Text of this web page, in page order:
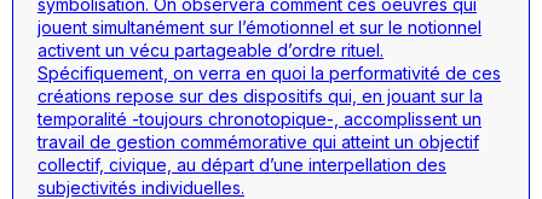
jouent simultanément sur l’émotionnel et sur le notionnel
activent un vécu partageable d’ordre rituel.
Spécifiquement, on verra en quoi la performativité de ces
créations repose sur des dispositifs qui, en jouant sur la
temporalité -toujours chronotopique-, accomplissent un
travail de gestion commémorative qui atteint un objectif
collectif, civique, au départ d’une interpellation des
subjectivités individuelles.